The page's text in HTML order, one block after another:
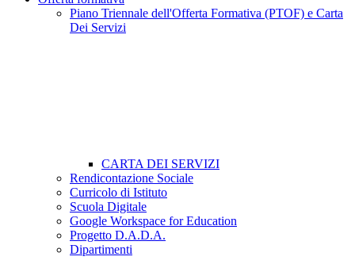
Piano Triennale dell'Offerta Formativa (PTOF) e Carta
Dei Servizi
CARTA DEI SERVIZI
Rendicontazione Sociale
Curricolo di Istituto
Scuola Digitale
Google Workspace for Education
Progetto D.A.D.A.
Dipartimenti